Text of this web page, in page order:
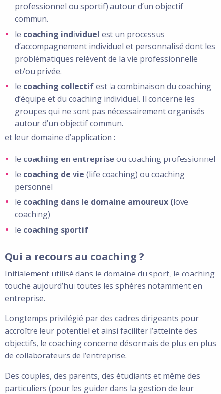
professionnel ou sportif) autour d’un objectif
commun.
le coaching individuel est un processus
d’accompagnement individuel et personnalisé dont les
problématiques relèvent de la vie professionnelle
et/ou privée.
le coaching collectifest la combinaison du coaching
d’équipe et du coaching individuel. Il concerne les
groupes qui ne sont pas nécessairement organisés
autour d’un objectif commun.
et leur domaine d’application :
le coaching en entreprise ou coaching professionnel
le coaching de vie (life coaching) ou coaching
personnel
le coaching dans le domaine amoureux (love
coaching)
le coaching sportif
Qui a recours au coaching ?
Initialement utilisé dans le domaine du sport, le coaching
touche aujourd’hui toutes les sphères notamment en
entreprise.
Longtemps privilégié par des cadres dirigeants pour
accroître leur potentiel et ainsi faciliter l’atteinte des
objectifs, le coaching concerne désormais de plus en plus
de collaborateurs de l’entreprise.
Des couples, des parents, des étudiants et même des
particuliers (pour les guider dans la gestion de leur